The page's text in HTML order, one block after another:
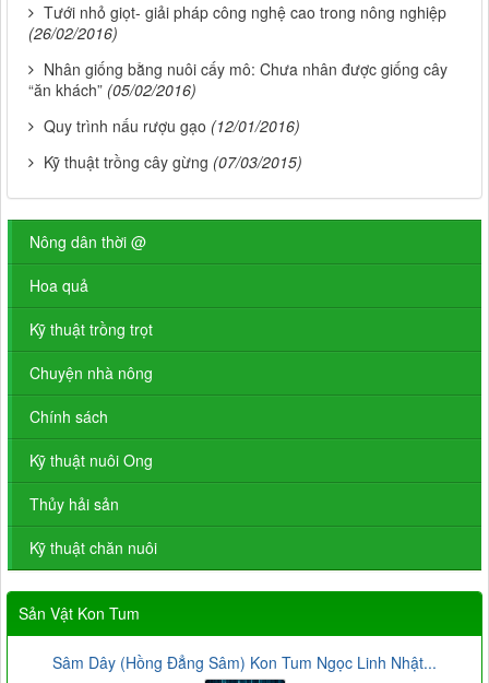
Tưới nhỏ giọt- giải pháp công nghệ cao trong nông nghiệp
(26/02/2016)
Nhân giống bằng nuôi cấy mô: Chưa nhân được giống cây
“ăn khách” (05/02/2016)
Quy trình nấu rượu gạo (12/01/2016)
Kỹ thuật trồng cây gừng (07/03/2015)
Nông dân thời @
Hoa quả
Kỹ thuật trồng trọt
Chuyện nhà nông
Chính sách
Kỹ thuật nuôi Ong
Thủy hải sản
Kỹ thuật chăn nuôi
Sản Vật Kon Tum
Sâm Dây (Hồng Đẳng Sâm) Kon Tum Ngọc Linh Nhật...